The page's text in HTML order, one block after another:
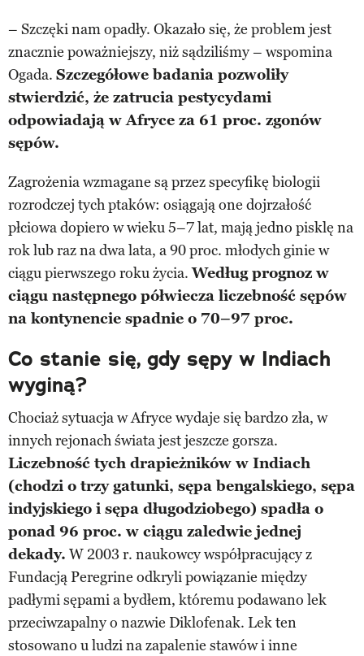
– Szczęki nam opadły. Okazało się, że problem jest
znacznie poważniejszy, niż sądziliśmy – wspomina
Ogada. Szczegółowe badania pozwoliły
stwierdzić, że zatrucia pestycydami
odpowiadają w Afryce za 61 proc. zgonów
sępów.
Zagrożenia wzmagane są przez specyfikę biologii
rozrodczej tych ptaków: osiągają one dojrzałość
płciowa dopiero w wieku 5–7 lat, mają jedno pisklę na
rok lub raz na dwa lata, a 90 proc. młodych ginie w
ciągu pierwszego roku życia.Według prognoz w
ciągu następnego półwiecza liczebność sępów
na kontynencie spadnie o 70–97 proc.
Co stanie się, gdy sępy w Indiach
wyginą?
Chociaż sytuacja w Afryce wydaje się bardzo zła, w
innych rejonach świata jest jeszcze gorsza.
Liczebność tych drapieżników w Indiach
(chodzi o trzy gatunki, sępa bengalskiego, sępa
indyjskiego i sępa długodziobego) spadła o
ponad 96 proc. w ciągu zaledwie jednej
dekady. W 2003 r. naukowcy współpracujący z
Fundacją Peregrine odkryli powiązanie między
padłymi sępami a bydłem, któremu podawano lek
przeciwzapalny o nazwie Diklofenak. Lek ten
stosowano u ludzi na zapalenie stawów i inne